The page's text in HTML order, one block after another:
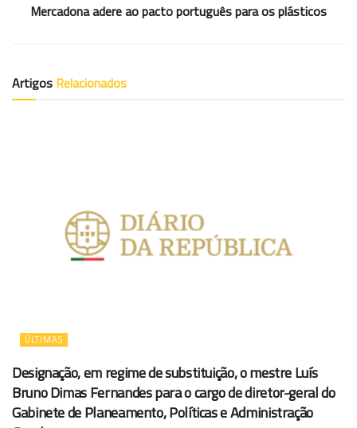
Mercadona adere ao pacto português para os plásticos
Artigos Relacionados
ÚLTIMAS
Designação, em regime de substituição, o mestre Luís
Bruno Dimas Fernandes para o cargo de diretor-geral do
Gabinete de Planeamento, Políticas e Administração